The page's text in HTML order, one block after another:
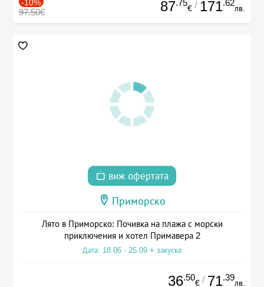
-10%
97.50€ 87.75
€ / 171.62
лв.
виж офертата
Приморско
Лято в Приморско: Почивка на плажа с морски
приключения и хотел Примавера 2
Дата: 18.06 - 25.09 + закуска
36.50
€ / 71.39
лв.